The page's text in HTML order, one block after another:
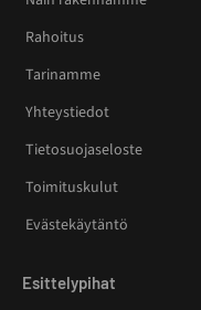
Rahoitus
Tarinamme
Yhteystiedot
Tietosuojaseloste
Toimituskulut
Evästekäytäntö
Esittelypihat